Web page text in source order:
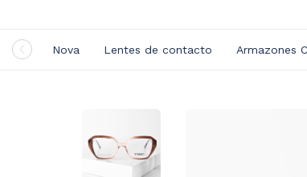
Nova Lentes de contacto Armazones